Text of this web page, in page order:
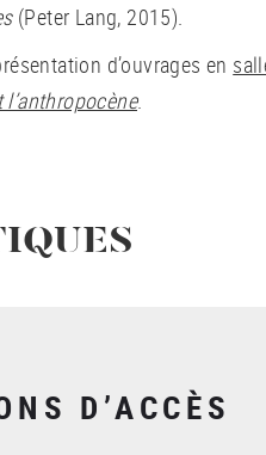
(Peter Lang, 2015).
d’ouvrages en
.
D’ACCÈS